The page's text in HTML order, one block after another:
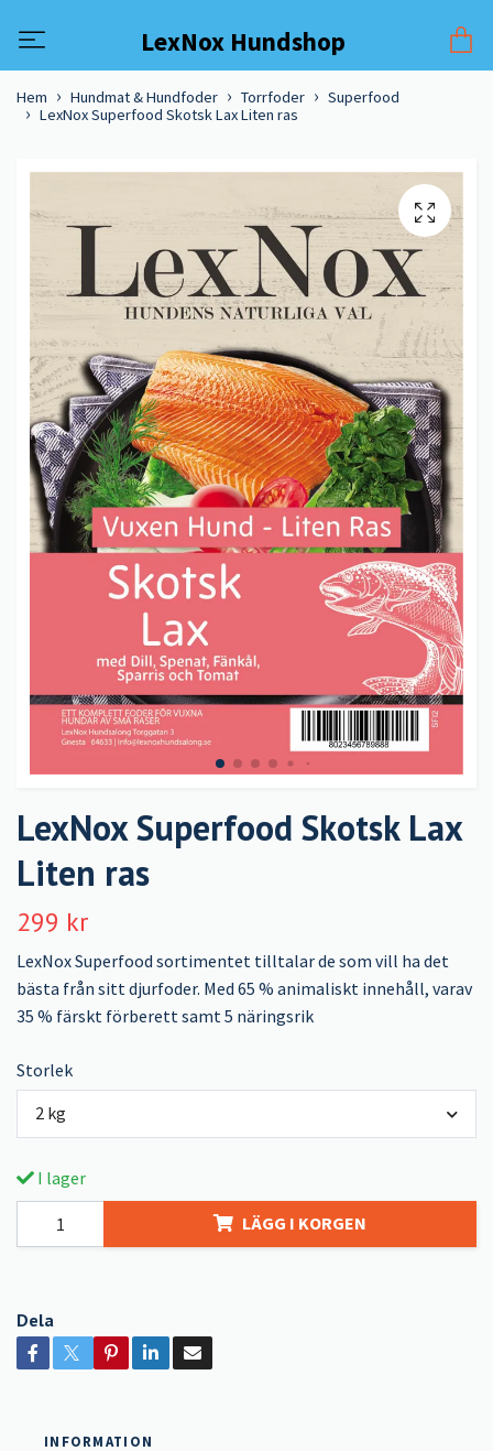
LexNox Hundshop
Hem Hundmat & Hundfoder Torrfoder
Superfood
LexNox Superfood Skotsk Lax Liten ras
LexNox Superfood Skotsk Lax
Liten ras
299 kr
LexNox Superfood sortimentet tilltalar de som vill ha det
bästa från sitt djurfoder. Med 65 % animaliskt innehåll, varav
35 % färskt förberett samt 5 näringsrik
Storlek
2 kg
I lager
LÄGG I KORGEN
Dela
INFORMATION